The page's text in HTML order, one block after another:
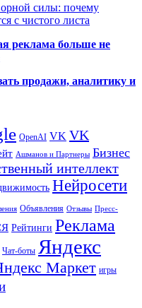
силы: почему
с чистого листа
реклама больше не
продажи, аналитику и
OpenAI VK VK
Ашманов и Партнеры Бизнес
интеллект
Нейросети
Объявления Отзывы Пресс-
Рейтинги Реклама
Чат-боты Яндекс
Маркет игры